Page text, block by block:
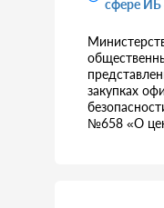
сфере ИБ
закупках
№658 «О